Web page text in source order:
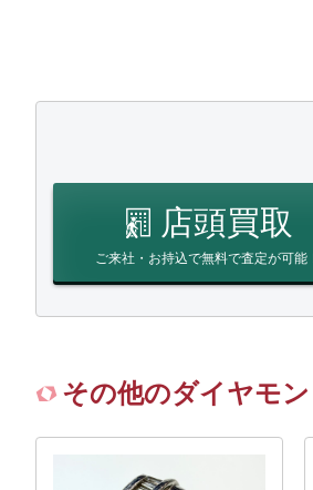
店頭買取
ご来社・お持込で無料で査定が可能
その他のダイヤモ